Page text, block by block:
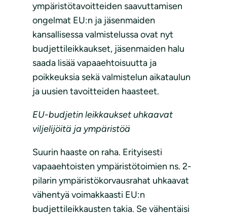
ympäristötavoitteiden saavuttamisen
ongelmat EU:n ja jäsenmaiden
kansallisessa valmistelussa ovat nyt
budjettileikkaukset, jäsenmaiden halu
saada lisää vapaaehtoisuutta ja
poikkeuksia sekä valmistelun aikataulun
ja uusien tavoitteiden haasteet.
EU-budjetin leikkaukset uhkaavat
viljelijöitä ja ympäristöä
Suurin haaste on raha. Erityisesti
vapaaehtoisten ympäristötoimien ns. 2-
pilarin ympäristökorvausrahat uhkaavat
vähentyä voimakkaasti EU:n
budjettileikkausten takia. Se vähentäisi